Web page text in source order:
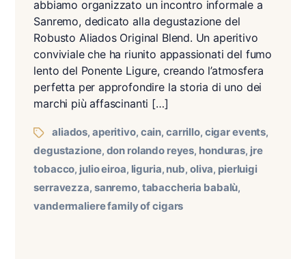
abbiamo organizzato un incontro informale a
Sanremo, dedicato alla degustazione del
Robusto Aliados Original Blend. Un aperitivo
conviviale che ha riunito appassionati del fumo
lento del Ponente Ligure, creando l’atmosfera
perfetta per approfondire la storia di uno dei
marchi più affascinanti […]
aliados,aperitivo, cain, carrillo, cigar events,
degustazione, don rolando reyes, honduras, jre
tobacco, julio eiroa, liguria, nub, oliva, pierluigi
serravezza, sanremo, tabaccheria babalù,
vandermaliere family of cigars